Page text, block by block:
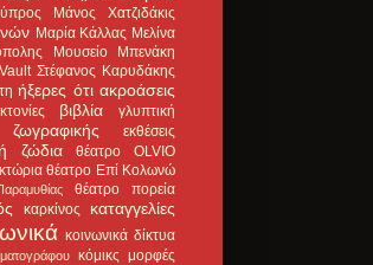
Μάνος Χατζιδάκις
Μαρία Κάλλας Μελίνα
Μουσείο Μπενάκη
Στέφανος Καρυδάκης
ήξερες ότι ακροάσεις
βιβλία
γλυπτική
ζωγραφικής
εκθέσεις
ζώδια
θέατρο OLVIO
θέατρο Επί Κολωνώ
θέατρο πορεία
καρκίνος
καταγγελίες
κοινωνικά δίκτυα
κόμικς μορφές